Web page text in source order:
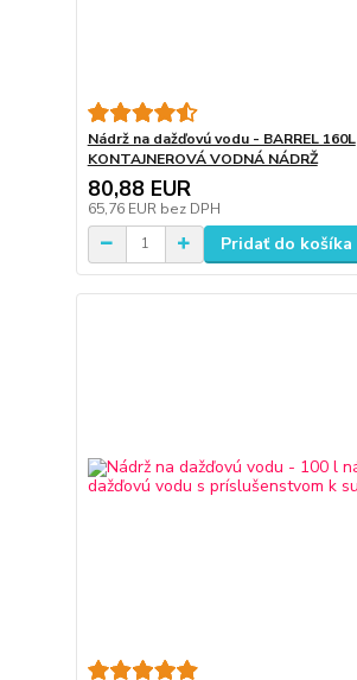
Nádrž na dažďovú vodu - BARREL 160L
KONTAJNEROVÁ VODNÁ NÁDRŽ
80,88 EUR
65,76 EUR bez DPH
Pridať do košíka